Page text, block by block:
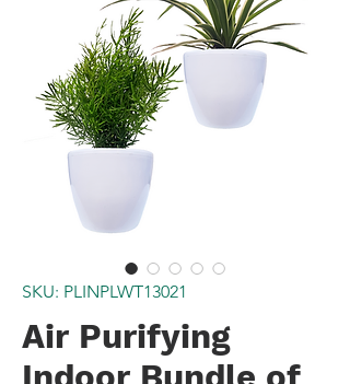
SKU: PLINPLWT13021
Air Purifying